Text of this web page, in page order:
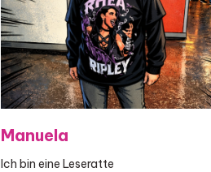
Manuela
Ich bin eine Leseratte